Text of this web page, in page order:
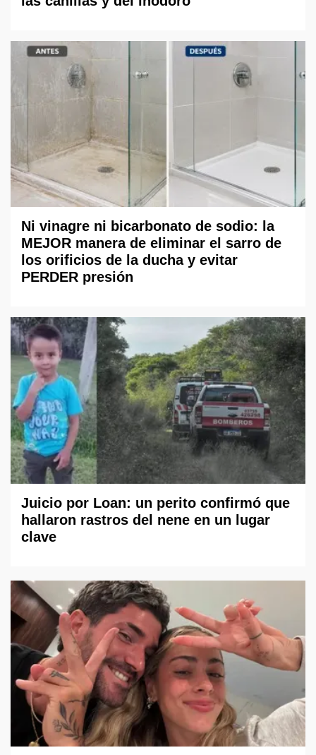
Ni vinagre ni bicarbonato de sodio: la
MEJOR manera de eliminar el sarro de
los orificios de la ducha y evitar
PERDER presión
Juicio por Loan: un perito confirmó que
hallaron rastros del nene en un lugar
clave